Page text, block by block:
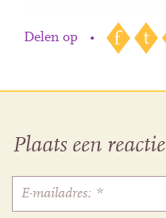
Delen op •
Plaats een reactie